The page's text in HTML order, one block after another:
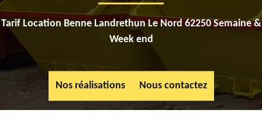
Tarif Location Benne Landrethun Le Nord 62250 Semaine &
Week end
Nos réalisations Nous contactez